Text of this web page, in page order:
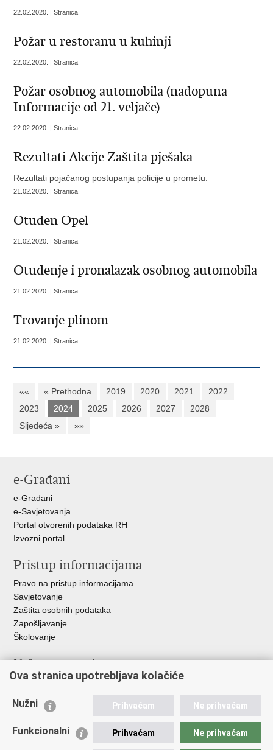
22.02.2020. | Stranica
Požar u restoranu u kuhinji
22.02.2020. | Stranica
Požar osobnog automobila (nadopuna
Informacije od 21. veljače)
22.02.2020. | Stranica
Rezultati Akcije Zaštita pješaka
Rezultati pojačanog postupanja policije u prometu.
21.02.2020. | Stranica
Otuđen Opel
21.02.2020. | Stranica
Otuđenje i pronalazak osobnog automobila
21.02.2020. | Stranica
Trovanje plinom
21.02.2020. | Stranica
«« « Prethodna 2019 2020 2021
2022
2023
2024 2025 2026 2027
2028
Sljedeća »
»»
e-Građani
e-Građani
e-Savjetovanja
Portal otvorenih podataka RH
Izvozni portal
Pristup informacijama
Pravo na pristup informacijama
Savjetovanje
Zaštita osobnih podataka
Zapošljavanje
Školovanje
Važne poveznice
Ministarstvo unutarnjih poslova
Udruge
Policijska akademija
Ova stranica upotrebljava kolačiće
Nužni Prihvaćam Ne prihvaćam
Funkcionalni Prihvaćam Ne prihvaćam